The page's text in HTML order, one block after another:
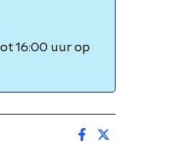
16:00 uur op